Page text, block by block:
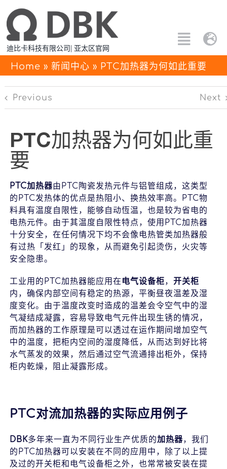
过
内
容
迪比卡科技有限公司| 亚太区官网
Toggle
搜
所有产品
定制解决方案
应用方案
关于PTC
联系我们
下载
Eng
中文
Home » 新闻中心 » PTC加热器为何如此重要
Previous Next
PTC加热器为何如此重
要
PTC加热器由PTC陶瓷发热元件与铝管组成，这类型
的PTC发热体的优点是热阻小、换热效率高。PTC物
料具有温度自限性，能够自动恆温，也是较为省电的
电热元件。由于其温度自限性特点，使用PTC加热器
十分安全，在任何情况下均不会像电热管类加热器般
有过热「发红」的现象，从而避免引起烫伤，火灾等
安全隐患。
工业用的PTC加热器能应用在 电气设备柜， 开关柜
内，确保内部空间有稳定的热源，平衡昼夜温差及湿
度变化。由于温度改变时造成的温差会令空气中的湿
气凝结成凝露，容易导致电气元件出现生锈的情况，
而加热器的工作原理是可以透过在运作期间增加空气
中的温度，把柜内空间的湿度降低，从而达到好比将
水气蒸发的效果，然后通过空气流通排出柜外，保持
柜内乾燥，阻止凝露形成。
PTC对流加热器的实际应用例子
DBK多年来一直为不同行业生产优质的加热器，我们
的PTC加热器可以安装在不同的应用中，除了以上提
及过的开关柜和电气设备柜之外，也常常被安装在提